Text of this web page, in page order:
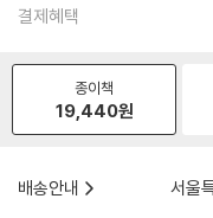
결제혜택
종이책
19,440원
배송안내
서울